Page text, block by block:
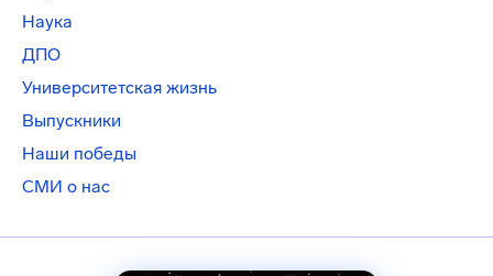
Наука
ДПО
Университетская жизнь
Выпускники
Наши победы
СМИ о нас